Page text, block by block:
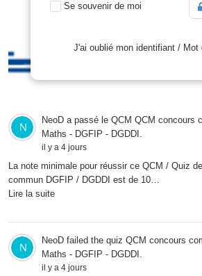
Se souvenir de moi
J'ai oublié mon identifiant/ Mot
NeoD a passé le QCM QCM concours
Maths - DGFIP - DGDDI .
il y a 4 jours
La note minimale pour réussir ce QCM / Quiz
commun DGFIP / DGDDI est de 10…
Lire la suite
NeoD failed the quiz QCM concours
Maths - DGFIP - DGDDI .
il y a 4 jours